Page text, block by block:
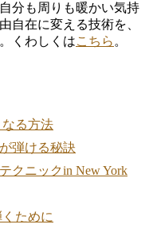
分も周りも暖かい気持
自在に変える技術を、
くわしくはこちら 。
る方法
弾ける秘訣
クニックin New York
ために